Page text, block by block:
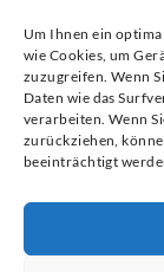
Um Ihnen ein
wie Cookies, um
zuzugreifen. Wenn
Daten wie das
verarbeiten. Wenn
zurückziehen,
beeinträchtigt
Blog
Buchtipps
Partner der